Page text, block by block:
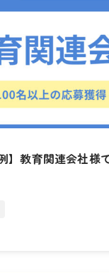
】教育関連会社様